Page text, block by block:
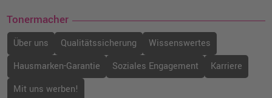
Tonermacher
Über uns Qualitätssicherung
Wissenswertes
Hausmarken-Garantie
Soziales Engagement
Karriere
Mit uns werben!